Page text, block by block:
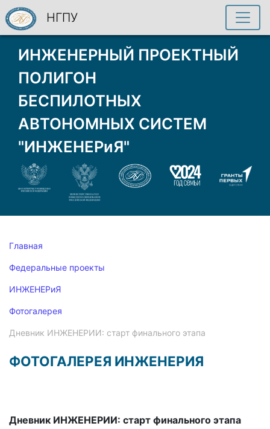
ИНЖЕНЕРНЫЙ ПРОЕКТНЫЙ
ПОЛИГОН
БЕСПИЛОТНЫХ
АВТОНОМНЫХ СИСТЕМ
"ИНЖЕНЕРиЯ"
НГПУ
Главная
Федеральные проекты
ИНЖЕНЕРиЯ
Фотогалерея
Дневник ИНЖЕНЕРИИ: старт финального этапа
ФОТОГАЛЕРЕЯ ИНЖЕНЕРИЯ
Дневник ИНЖЕНЕРИИ: старт финального этапа